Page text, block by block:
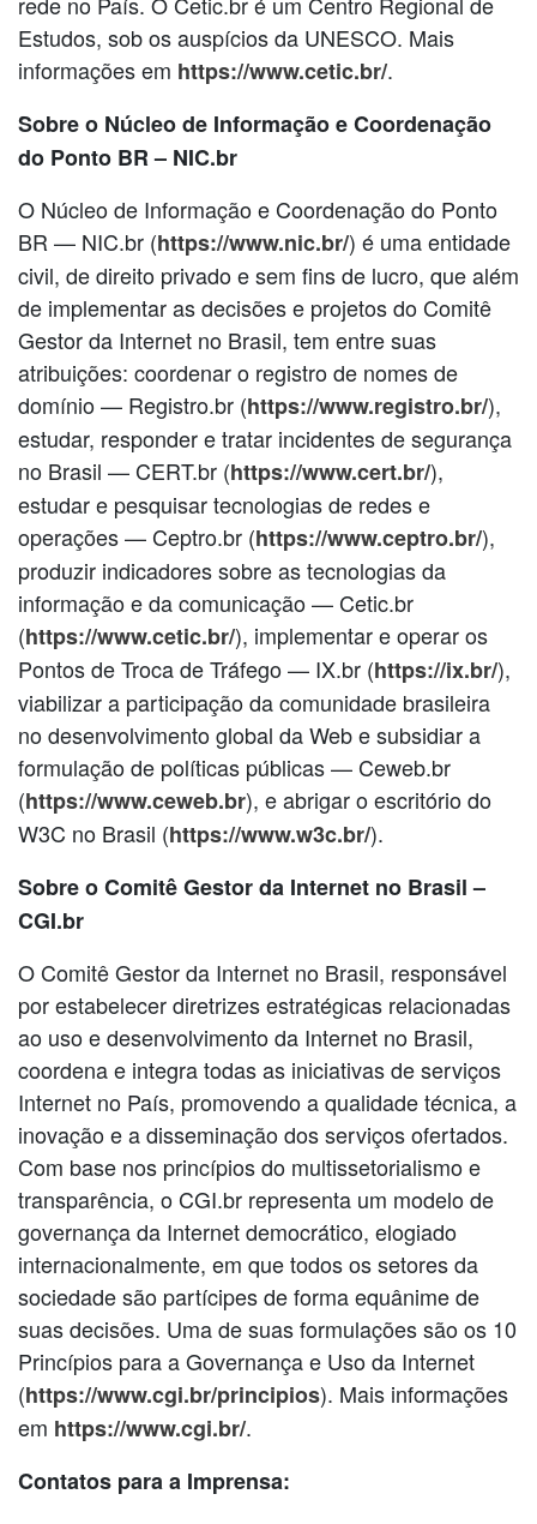
Estudos, sob os auspícios da UNESCO. Mais
informações em https://www.cetic.br/.
Sobre o Núcleo de Informação e Coordenação
do Ponto BR – NIC.br
O Núcleo de Informação e Coordenação do Ponto
BR — NIC.br (https://www.nic.br/) é uma entidade
civil, de direito privado e sem fins de lucro, que além
de implementar as decisões e projetos do Comitê
Gestor da Internet no Brasil, tem entre suas
atribuições: coordenar o registro de nomes de
domínio — Registro.br (https://www.registro.br/),
estudar, responder e tratar incidentes de segurança
no Brasil — CERT.br (https://www.cert.br/),
estudar e pesquisar tecnologias de redes e
operações — Ceptro.br (https://www.ceptro.br/),
produzir indicadores sobre as tecnologias da
informação e da comunicação — Cetic.br
(https://www.cetic.br/), implementar e operar os
Pontos de Troca de Tráfego — IX.br (https://ix.br/),
viabilizar a participação da comunidade brasileira
no desenvolvimento global da Web e subsidiar a
formulação de políticas públicas — Ceweb.br
(https://www.ceweb.br), e abrigar o escritório do
W3C no Brasil (https://www.w3c.br/).
Sobre o Comitê Gestor da Internet no Brasil –
CGI.br
O Comitê Gestor da Internet no Brasil, responsável
por estabelecer diretrizes estratégicas relacionadas
ao uso e desenvolvimento da Internet no Brasil,
coordena e integra todas as iniciativas de serviços
Internet no País, promovendo a qualidade técnica, a
inovação e a disseminação dos serviços ofertados.
Com base nos princípios do multissetorialismo e
transparência, o CGI.br representa um modelo de
governança da Internet democrático, elogiado
internacionalmente, em que todos os setores da
sociedade são partícipes de forma equânime de
suas decisões. Uma de suas formulações são os 10
Princípios para a Governança e Uso da Internet
(https://www.cgi.br/principios). Mais informações
em https://www.cgi.br/.
Contatos para a Imprensa: